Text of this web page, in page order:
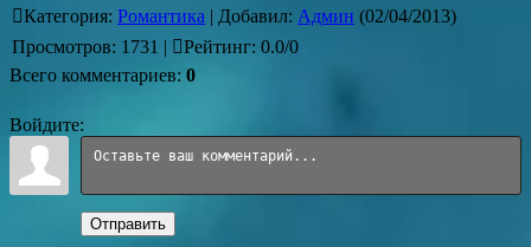
Категория: Романтика | Добавил: Админ (02/04/2013)
Просмотров: 1731 | Рейтинг: 0.0/0
Всего комментариев: 0
Войдите:
Отправить